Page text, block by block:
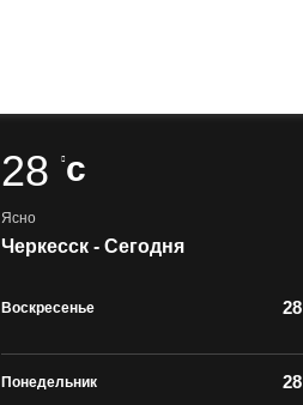
28c
Ясно
Черкесск - Сегодня
Воскресенье 28
Понедельник 28